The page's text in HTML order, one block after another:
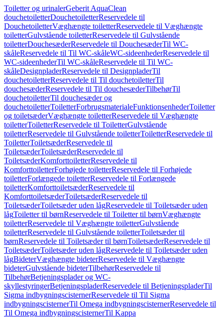
Toiletter og urinalerGeberit AquaClean
douchetoiletterDouchetoiletterReservedele til
DouchetoiletterVæghængte toiletterReservedele til Væghængte
toiletterGulvstående toiletterReservedele til Gulvstående
toiletterDouchesæderReservedele til DouchesæderTil WC-
skåleReservedele til Til WC-skåleWC-sideenhederReservedele til
WC-sideenhederTil WC-skåleReservedele til Til WC-
skåleDesignpladerReservedele til DesignpladerTil
douchetoiletterReservedele til Til douchetoiletterTil
douchesæderReservedele til Til douchesæderTilbehørTil
douchetoiletterTil douchesæder og
douchetoiletterToiletterForbrugsmaterialeFunktionsenhederToiletter
og toiletsæderVæghængte toiletterReservedele til Væghængte
toiletterToiletterReservedele til ToiletterGulvstående
toiletterReservedele til Gulvstående toiletterToiletterReservedele til
ToiletterToiletsæderReservedele til
ToiletsæderToiletsæderReservedele til
ToiletsæderKomforttoiletterReservedele til
KomforttoiletterForhøjede toiletterReservedele til Forhøjede
toiletterForlængede toiletterReservedele til Forlængede
toiletterKomforttoiletsæderReservedele til
KomforttoiletsæderToiletsæderReservedele til
ToiletsæderToiletsæder uden lågReservedele til Toiletsæder uden
lågToiletter til børnReservedele til Toiletter til børnVæghængte
toiletterReservedele til Væghængte toiletterGulvstående
toiletterReservedele til Gulvstående toiletterToiletsæder til
børnReservedele til Toiletsæder til børnToiletsæderReservedele til
ToiletsæderToiletsæder uden lågReservedele til Toiletsæder uden
lågBideterVæghængte bideterReservedele til Væghængte
bideterGulvstående bideterTilbehørReservedele til
TilbehørBetjeningsplader og WC-
skyllestyringerBetjeningspladerReservedele til BetjeningspladerTil
Sigma indbygningscisternerReservedele til Til Sigma
indbygningscisternerTil Omega indbygningscisternerReservedele til
Til Omega indbygningscisternerTil Kappa